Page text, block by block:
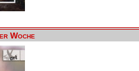
Woche